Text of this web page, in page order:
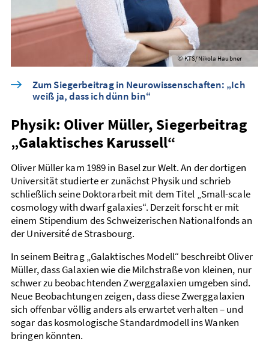
© KTS/Nikola Haubner
Zum Siegerbeitrag in Neurowissenschaften: „Ich
weiß ja, dass ich dünn bin“
Physik: Oliver Müller, Siegerbeitrag
„Galaktisches Karussell“
Oliver Müller kam 1989 in Basel zur Welt. An der dortigen
Universität studierte er zunächst Physik und schrieb
schließlich seine Doktor­arbeit mit dem Titel „Small-scale
cosmology with dwarf galaxies“. Derzeit forscht er mit
einem Stipendium des Schweizerischen National­fonds an
der Université de Strasbourg.
In seinem Beitrag „Galaktisches Modell“ beschreibt Oliver
Müller, dass Galaxien wie die Milch­straße von kleinen, nur
schwer zu beobachtenden Zwerg­galaxien umgeben sind.
Neue Beobachtungen zeigen, dass diese Zwerg­galaxien
sich offenbar völlig anders als erwartet verhalten – und
sogar das kosmologische Standard­modell ins Wanken
bringen könnten.